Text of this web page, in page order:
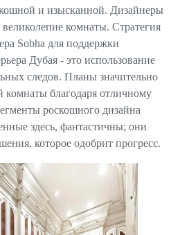
и изысканной. Дизайнеры
комнаты. Стратегия
Sobha для поддержки
Дубая - это использование
следов. Планы значительно
комнаты благодаря отличному
роскошного дизайна
здесь, фантастичны; они
которое одобрит прогресс.